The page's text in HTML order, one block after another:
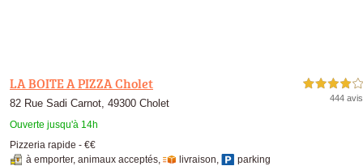
LA BOITE A PIZZA Cholet
82 Rue Sadi Carnot, 49300 Cholet
Ouverte jusqu'à 14h
4,0 étoiles sur 5
444 avis
Pizzeria rapide - €€
à emporter, animaux acceptés, livraison, parking